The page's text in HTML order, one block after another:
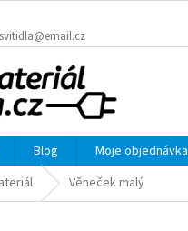
Blog Moje objednávka
Věneček malý